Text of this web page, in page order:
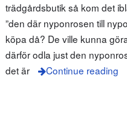
trädgårdsbutik så kom det
”den där nyponrosen till
köpa då? De ville kunna
därför odla just den
det är
Continue reading